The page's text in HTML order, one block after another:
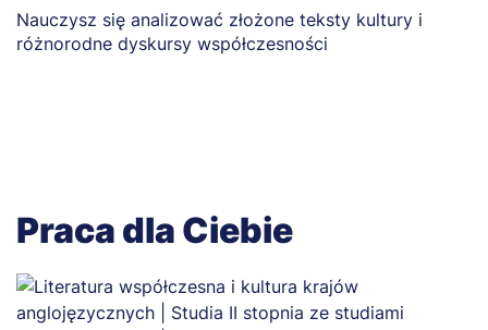
Nauczysz się analizować złożone teksty kultury i
różnorodne dyskursy współczesności
Praca dla Ciebie